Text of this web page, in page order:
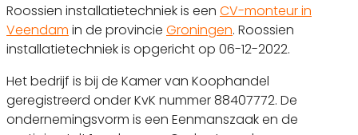
Roossien installatietechniek is een CV-monteur in
Veendam in de provincie Groningen. Roossien
installatietechniek is opgericht op 06-12-2022.
Het bedrijf is bij de Kamer van Koophandel
geregistreerd onder KvK nummer 88407772. De
ondernemingsvorm is een Eenmanszaak en de